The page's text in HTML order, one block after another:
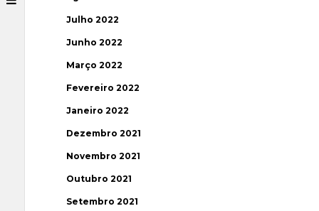
Julho 2022
Junho 2022
Março 2022
Fevereiro 2022
Janeiro 2022
Dezembro 2021
Novembro 2021
Outubro 2021
Setembro 2021